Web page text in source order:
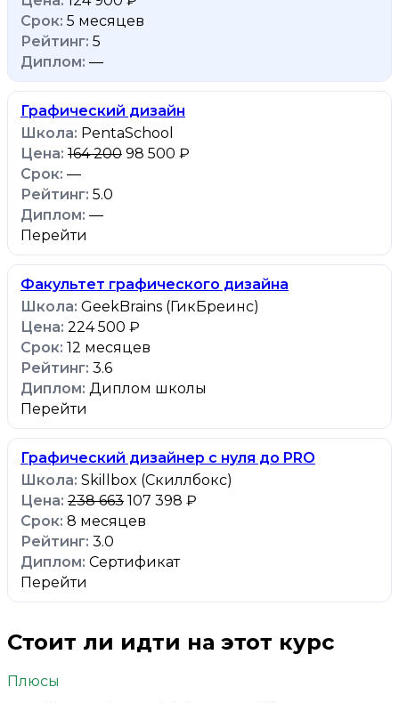
5 месяцев
5
—
Графический дизайн
PentaSchool
164 200 98 500 ₽
—
5.0
—
Перейти
Факультет графического дизайна
GeekBrains (ГикБреинс)
224 500 ₽
12 месяцев
3.6
Диплом школы
Перейти
Графический дизайнер с нуля до PRO
Skillbox (Скиллбокс)
238 663 107 398 ₽
8 месяцев
3.0
Сертификат
Перейти
Стоит ли идти на этот курс
Плюсы